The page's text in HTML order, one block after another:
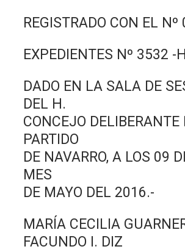
REGISTRADO CON EL
EXPEDIENTES Nº 3532 -
DADO EN LA SALA DE
DEL H.
CONCEJO DELIBERANTE
PARTIDO
DE NAVARRO, A LOS 09
MES
DE MAYO DEL 2016.-
MARÍA CECILIA
FACUNDO I. DIZ